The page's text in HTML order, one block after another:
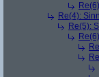
Re(4):
Re(5):